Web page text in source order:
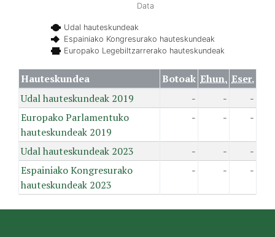
Data
Udal hauteskundeak
Espainiako Kongresurako hauteskundeak
Europako Legebiltzarrerako hauteskundeak
Hauteskundea Botoak Ehun. Eser.
Udal hauteskundeak 2019
- -
-
Europako Parlamentuko
hauteskundeak 2019
- - -
Udal hauteskundeak 2023 - -
-
Espainiako Kongresurako
hauteskundeak 2023
- - -